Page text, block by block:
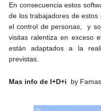
En consecuencia estos
de los trabajadores de
el control de personas, y
visitas ralentiza en exceso
están adaptados a la
previstas.
Mas info de I+D+i by